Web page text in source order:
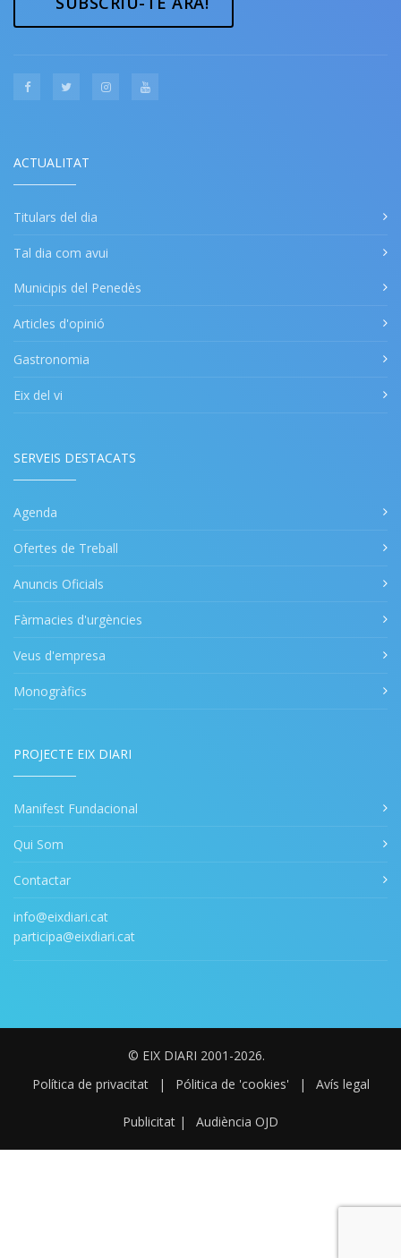
ACTUALITAT
Titulars del dia
Tal dia com avui
Municipis del Penedès
Articles d'opinió
Gastronomia
Eix del vi
SERVEIS DESTACATS
Agenda
Ofertes de Treball
Anuncis Oficials
Fàrmacies d'urgències
Veus d'empresa
Monogràfics
PROJECTE EIX DIARI
Manifest Fundacional
Qui Som
Contactar
info@eixdiari.cat
participa@eixdiari.cat
© EIX DIARI 2001-2026.
Política de privacitat
| Pólitica de 'cookies' | Avís legal
Publicitat | Audiència OJD